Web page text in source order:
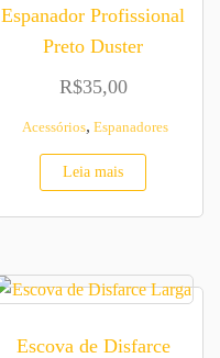
Espanador Profissional
Preto Duster
R$35,00
Acessórios, Espanadores
Leia mais
Escova de Disfarce